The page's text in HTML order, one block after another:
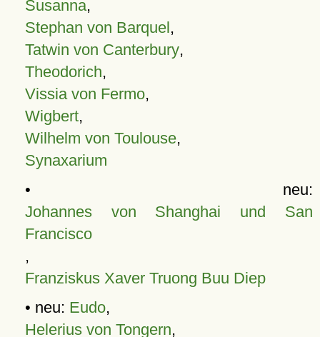
Susanna,
Stephan von Barquel,
Tatwin von Canterbury,
Theodorich,
Vissia von Fermo,
Wigbert,
Wilhelm von Toulouse,
Synaxarium
• neu:
Johannes von Shanghai und San
Francisco
,
Franziskus Xaver Truong Buu Diep
• neu: Eudo,
Helerius von Tongern,